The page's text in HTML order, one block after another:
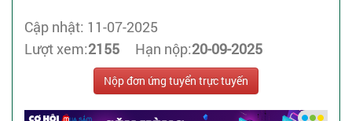
Cập nhật: 11-07-2025
Lượt xem:2155 Hạn nộp:20-09-2025
Nộp đơn ứng tuyển trực tuyến